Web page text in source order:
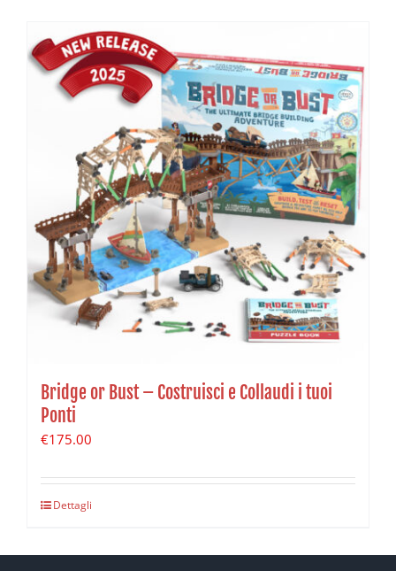
Bridge or Bust – Costruisci e Collaudi i tuoi
Ponti
€175.00
Dettagli